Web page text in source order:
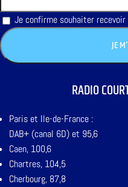
Je confirme souhaiter
RADIO
Paris et Ile-de-France :
DAB+ (canal 6D) et 95,6
Caen, 100,6
Chartres, 104,5
Cherbourg, 87,8